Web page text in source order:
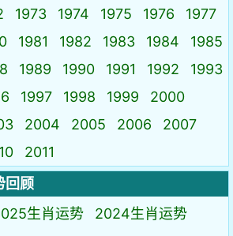
1973 1974 1975 1976
1977
1981 1982 1983 1984
1985
1989 1990 1991 1992
1993
1997 1998 1999
2000
2004 2005 2006
2007
2011
回顾
生肖运势
2024生肖运势